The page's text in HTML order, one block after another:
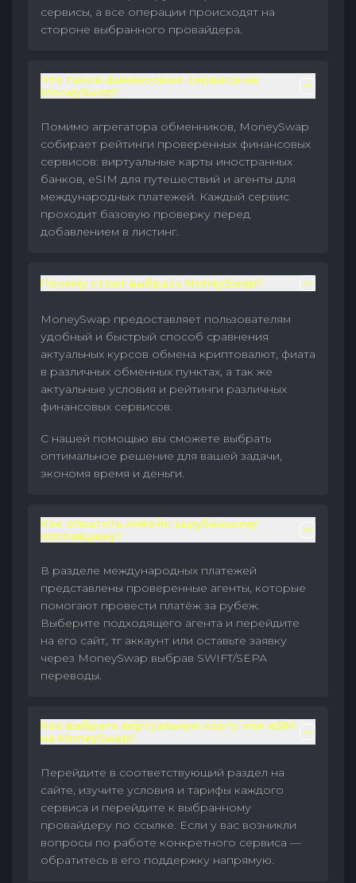
сервисы, а все операции происходят на
стороне выбранного провайдера.
Что такое финансовые сервисы на
MoneySwap?
Помимо агрегатора обменников, MoneySwap
собирает рейтинги проверенных финансовых
сервисов: виртуальные карты иностранных
банков, eSIM для путешествий и агенты для
международных платежей. Каждый сервис
проходит базовую проверку перед
добавлением в листинг.
Почему стоит выбрать MoneySwap?
MoneySwap предоставляет пользователям
удобный и быстрый способ сравнения
актуальных курсов обмена криптовалют, фиата
в различных обменных пунктах, а так же
актуальные условия и рейтинги различных
финансовых сервисов.
С нашей помощью вы сможете выбрать
оптимальное решение для вашей задачи,
экономя время и деньги.
Как оплатить инвойс зарубежному
поставщику?
В разделе международных платежей
представлены проверенные агенты, которые
помогают провести платёж за рубеж.
Выберите подходящего агента и перейдите
на его сайт, тг аккаунт или оставьте заявку
через MoneySwap выбрав SWIFT/SEPA
переводы.
Как выбрать виртуальную карту или eSIM
на MoneySwap?
Перейдите в соответствующий раздел на
сайте, изучите условия и тарифы каждого
сервиса и перейдите к выбранному
провайдеру по ссылке. Если у вас возникли
вопросы по работе конкретного сервиса —
обратитесь в его поддержку напрямую.